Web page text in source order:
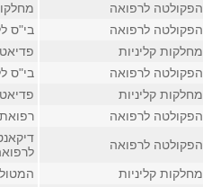
הפקולטה לרפואה
הפקולטה לרפואה
בי"ס
מחלקות קליניות
הפקולטה לרפואה
בי"ס
מחלקות קליניות
הפקולטה לרפואה
הפקולטה לרפואה
מחלקות קליניות